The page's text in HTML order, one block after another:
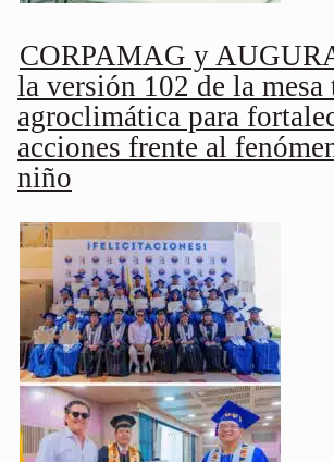
CORPAMAG y
la versión 102 de la mesa
agroclimática para
acciones frente al
niño